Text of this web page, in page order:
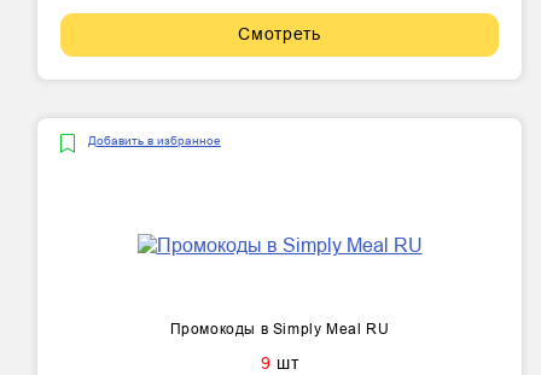
Смотреть
Добавить в избранное
Промокоды в Simply Meal RU
9 шт